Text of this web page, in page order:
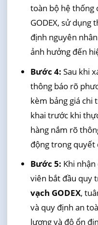
toàn bộ hệ thống
GODEX, sử dụng
định nguyên
ảnh hưởng đến
Bước 4: Sau khi
thông báo rõ
kèm bảng giá chi
khai trước khi
hàng nắm rõ
động trong quyết
Bước 5: Khi
viên bắt đầu quy
vạch GODEX,
và quy định an
lượng và độ ổn